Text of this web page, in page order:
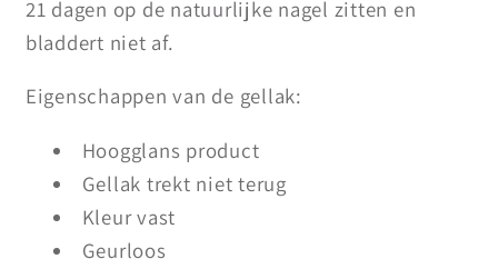
21 dagen op de natuurlijke nagel zitten en
bladdert niet af.
Eigenschappen van de gellak:
Hoogglans product
Gellak trekt niet terug
Kleur vast
Geurloos